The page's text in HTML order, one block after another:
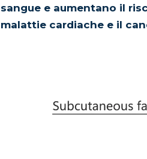
sangue e aumentano il
malattie cardiache e il